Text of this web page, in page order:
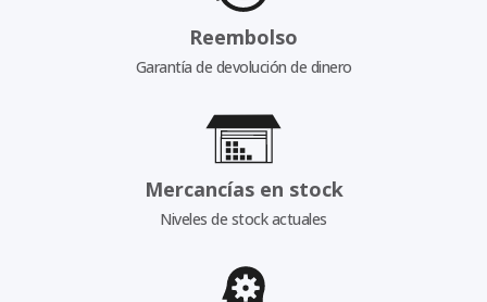
Reembolso
Garantía de devolución de dinero
Mercancías en stock
Niveles de stock actuales